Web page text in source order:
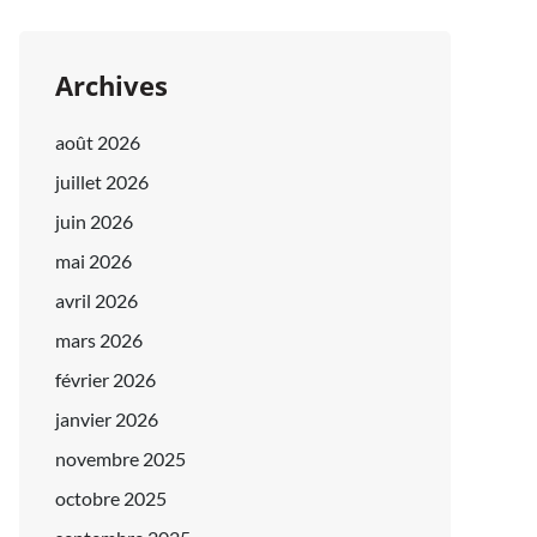
Archives
août 2026
juillet 2026
juin 2026
mai 2026
avril 2026
mars 2026
février 2026
janvier 2026
novembre 2025
octobre 2025